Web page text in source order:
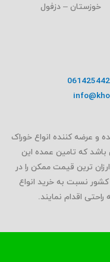
خوزستان – دزفول
و عرضه کننده انواع خوراک
باشد که تامین عمده این
ترین قیمت ممکن را در
کشور نسبت به خرید انواع
اقدام نمایند.